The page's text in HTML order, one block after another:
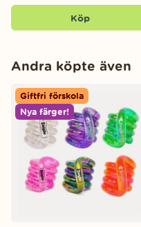
Köp
Andra köpte även
Giftfri förskola
Nya färger!